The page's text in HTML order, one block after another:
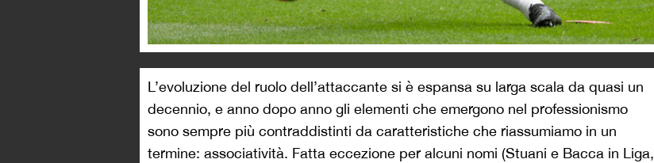
L’evoluzione del ruolo dell’attaccante si è espansa su larga scala da quasi un
decennio, e anno dopo anno gli elementi che emergono nel professionismo
sono sempre più contraddistinti da caratteristiche che riassumiamo in un
termine: associatività. Fatta eccezione per alcuni nomi (Stuani e Bacca in Liga,